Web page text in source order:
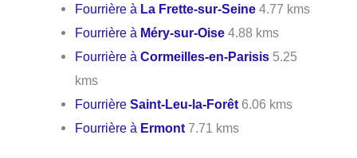
Fourrière à La Frette-sur-Seine 4.77 kms
Fourrière à Méry-sur-Oise 4.88 kms
Fourrière àCormeilles-en-Parisis 5.25
kms
FourrièreSaint-Leu-la-Forêt 6.06 kms
Fourrière à Ermont 7.71 kms